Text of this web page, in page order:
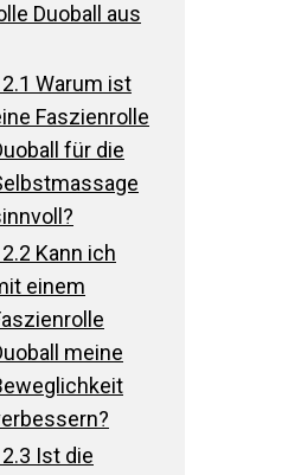
Duoball aus
Warum ist
Faszienrolle
für die
Kann ich
einem
meine
Ist die